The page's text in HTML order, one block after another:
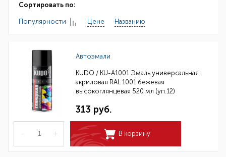
Сортировать по:
Популярности Цене Названию
Автоэмали
KUDO / KU-A1001 Эмаль универсальная
акриловая RAL 1001 бежевая
высокоглянцевая 520 мл (уп.12)
313 руб.
– + В корзину